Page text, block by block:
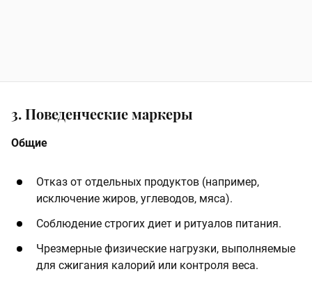
3. Поведенческие маркеры
Общие
Отказ от отдельных продуктов (например,
исключение жиров, углеводов, мяса).
Соблюдение строгих диет и ритуалов питания.
Чрезмерные физические нагрузки, выполняемые
для сжигания калорий или контроля веса.